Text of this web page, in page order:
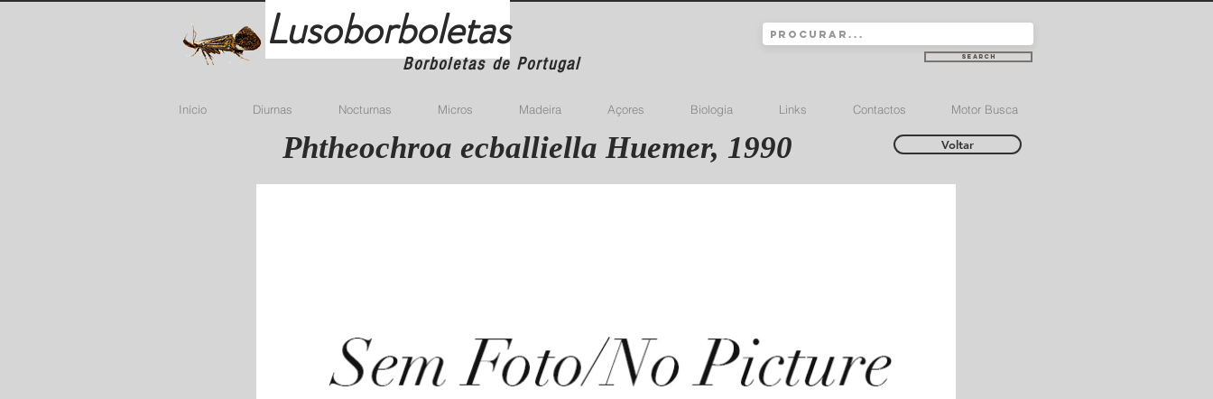
Lusoborboletas
Borboletas de Portugal Search
Início Diurnas Nocturnas Micros Madeira Açores Biologia Links Contactos Motor Busca
Phtheochroa ecballiella Huemer, 1990 Voltar